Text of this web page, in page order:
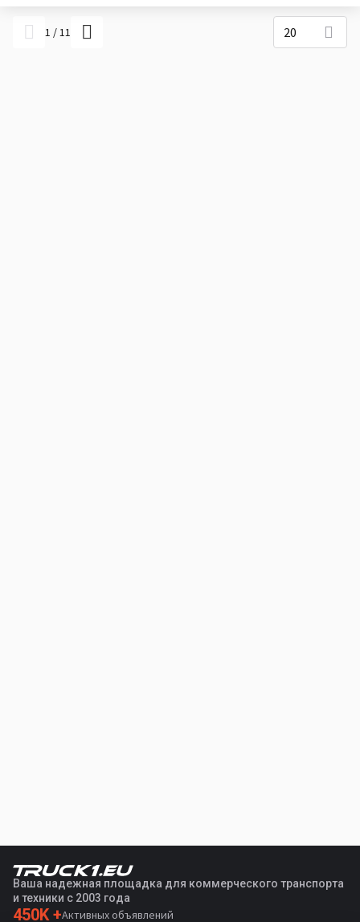
1 /11 20
Ваша надежная площадка для коммерческого транспорта
и техники с 2003 года
450K +Активных объявлений